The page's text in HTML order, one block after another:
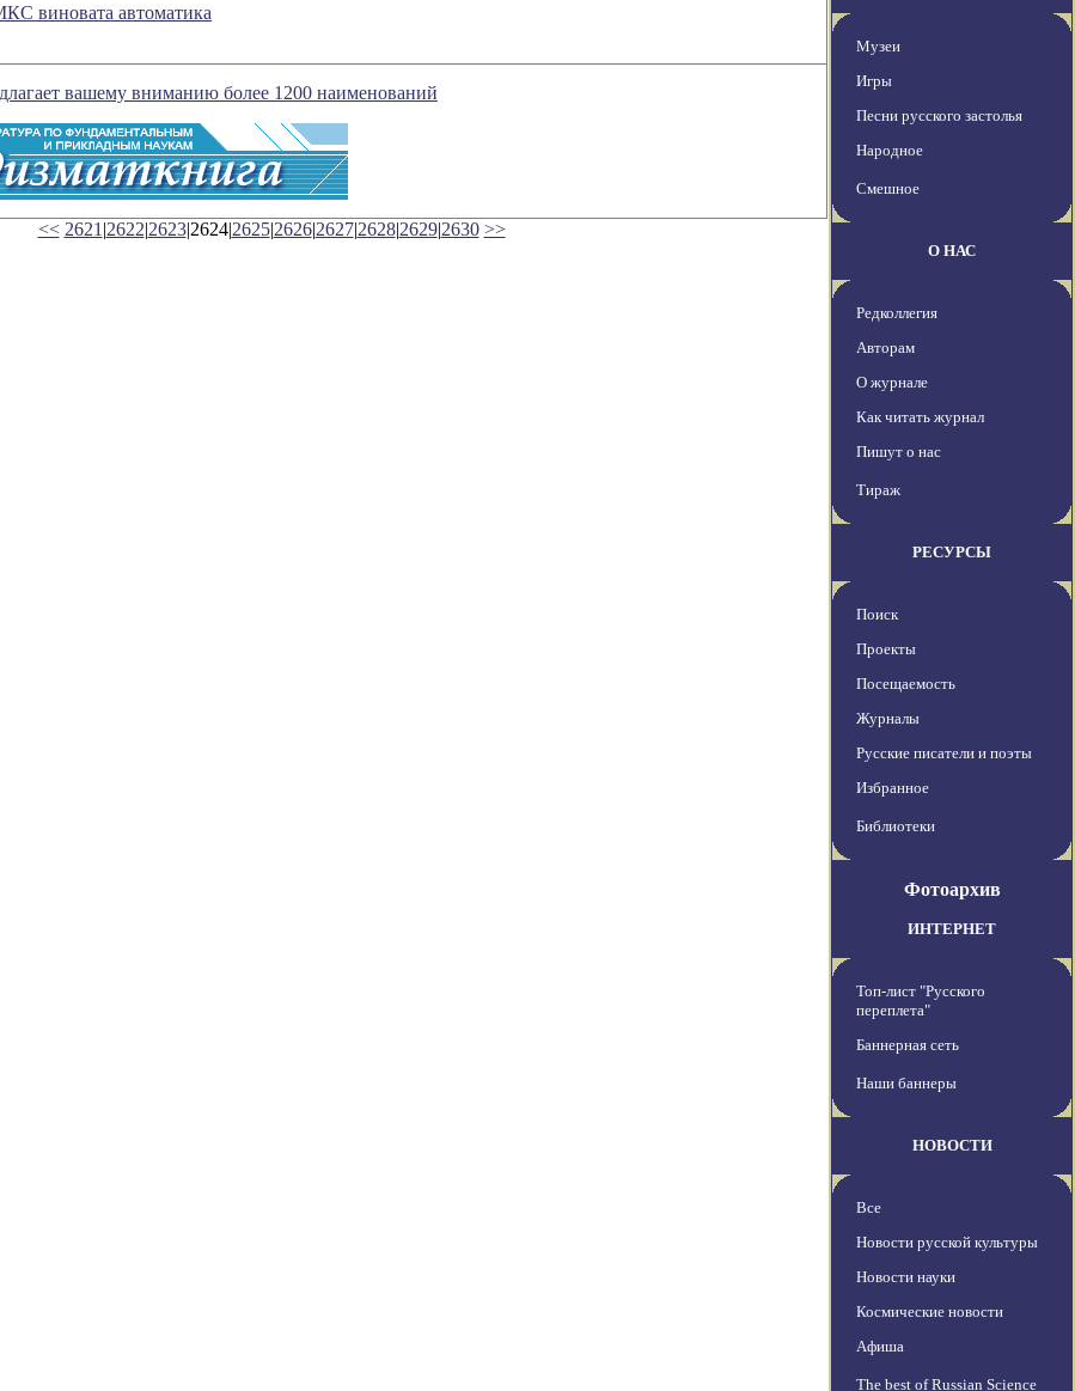
виновата автоматика
вашему вниманию более 1200 наименований
<< 2621 |2622|2623|2624|2625|2626|2627|2628|2629|2630 >>
Музеи
Игры
Песни русского застолья
Народное
Смешное
О НАС
Редколлегия
Авторам
О журнале
Как читать журнал
Пишут о нас
Тираж
РЕСУРСЫ
Поиск
Проекты
Посещаемость
Журналы
Русские писатели и поэты
Избранное
Библиотеки
Фотоархив
ИНТЕРНЕТ
Топ-лист "Русского
переплета"
Баннерная сеть
Наши баннеры
НОВОСТИ
Все
Новости русской культуры
Новости науки
Космические новости
Афиша
The best of Russian Science